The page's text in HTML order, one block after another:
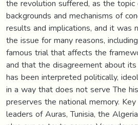
the revolution suffered, as the
backgrounds and mechanisms of
results and implications, and it was
the issue for many reasons,
famous trial that affects the
and that the disagreement about
has been interpreted politically,
in a way that does not serve The
preserves the national memory.
leaders of Auras, Tunisia, the